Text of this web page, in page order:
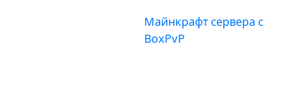
Майнкрафт сервера с
BoxPvP